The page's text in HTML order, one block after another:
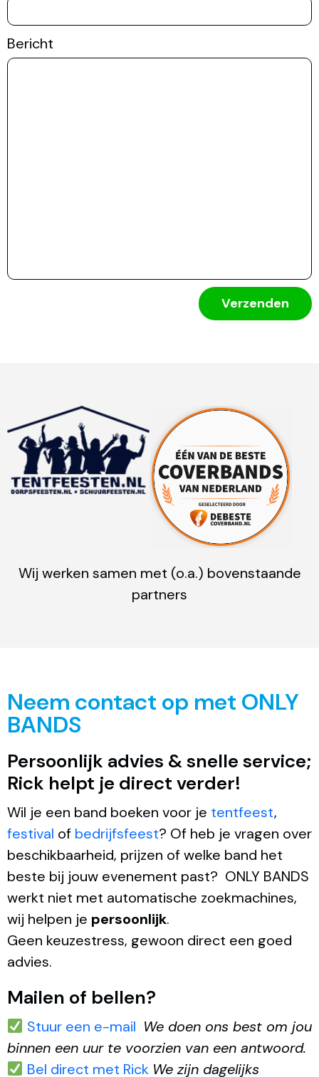
Bericht
Wij werken samen met (o.a.) bovenstaande
partners
Neem contact op met ONLY
BANDS
Persoonlijk advies & snelle service;
Rick helpt je direct verder!
Wil je een band boeken voor je tentfeest,
festival of bedrijfsfeest? Of heb je vragen over
beschikbaarheid, prijzen of welke band het
beste bij jouw evenement past? ONLY BANDS
werkt niet met automatische zoekmachines,
wij helpen je persoonlijk.
Geen keuzestress, gewoon direct een goed
advies.
Mailen of bellen?
Stuur een e-mail We doen ons best om jou
binnen een uur te voorzien van een antwoord.
Bel direct met Rick We zijn dagelijks